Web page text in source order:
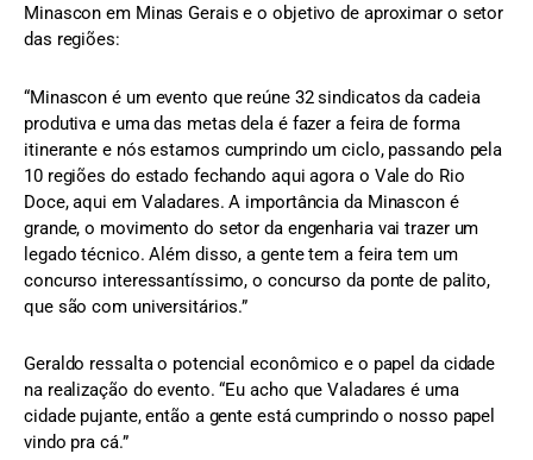
Minascon em Minas Gerais e o objetivo de aproximar o setor
das regiões:
“Minascon é um evento que reúne 32 sindicatos da cadeia
produtiva e uma das metas dela é fazer a feira de forma
itinerante e nós estamos cumprindo um ciclo, passando pela
10 regiões do estado fechando aqui agora o Vale do Rio
Doce, aqui em Valadares. A importância da Minascon é
grande, o movimento do setor da engenharia vai trazer um
legado técnico. Além disso, a gente tem a feira tem um
concurso interessantíssimo, o concurso da ponte de palito,
que são com universitários.”
Geraldo ressalta o potencial econômico e o papel da cidade
na realização do evento. “Eu acho que Valadares é uma
cidade pujante, então a gente está cumprindo o nosso papel
vindo pra cá.”